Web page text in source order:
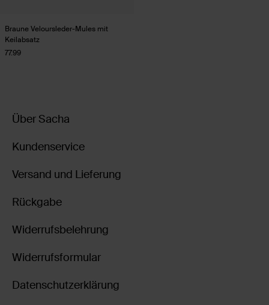
Braune Veloursleder-Mules mit
Keilabsatz
77.99
Über Sacha
Kundenservice
Versand und Lieferung
Rückgabe
Widerrufsbelehrung
Widerrufsformular
Datenschutzerklärung